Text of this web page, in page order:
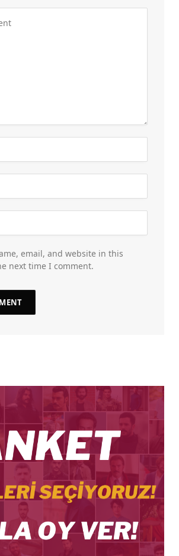
email, and website in this
next time I comment.